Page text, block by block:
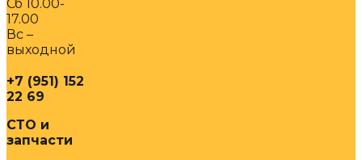
Сб 10.00-
17.00
Вс –
выходной
+7 (951) 152
22 69
СТО и
запчасти